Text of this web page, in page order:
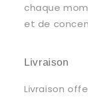
chaque
et de
Livraison
Livraison